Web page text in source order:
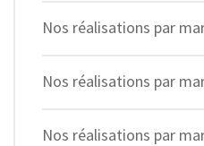
Nos réalisations par
Nos réalisations par
Nos réalisations par